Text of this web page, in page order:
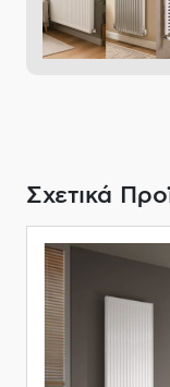
Σχετικά